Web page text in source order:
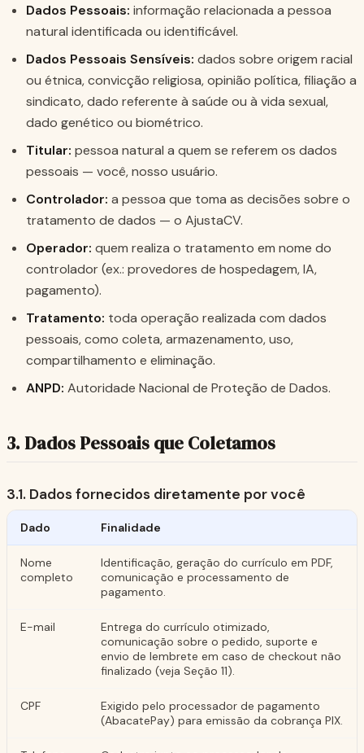
Dados Pessoais: informação relacionada a pessoa
natural identificada ou identificável.
Dados Pessoais Sensíveis: dados sobre origem racial
ou étnica, convicção religiosa, opinião política, filiação a
sindicato, dado referente à saúde ou à vida sexual,
dado genético ou biométrico.
Titular: pessoa natural a quem se referem os dados
pessoais — você, nosso usuário.
Controlador: a pessoa que toma as decisões sobre o
tratamento de dados — o AjustaCV.
Operador: quem realiza o tratamento em nome do
controlador (ex.: provedores de hospedagem, IA,
pagamento).
Tratamento: toda operação realizada com dados
pessoais, como coleta, armazenamento, uso,
compartilhamento e eliminação.
ANPD: Autoridade Nacional de Proteção de Dados.
3. Dados Pessoais que Coletamos
3.1. Dados fornecidos diretamente por você
Dado Finalidade
Nome
completo
Identificação, geração do currículo em PDF,
comunicação e processamento de
pagamento.
E-mail
Entrega do currículo otimizado,
comunicação sobre o pedido, suporte e
envio de lembrete em caso de checkout não
finalizado (veja Seção 11).
CPF
Exigido pelo processador de pagamento
(AbacatePay) para emissão da cobrança PIX.